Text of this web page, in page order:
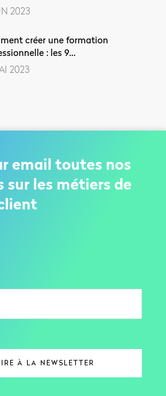
2023
créer une formation
: les 9…
2023
email toutes nos
sur les métiers de